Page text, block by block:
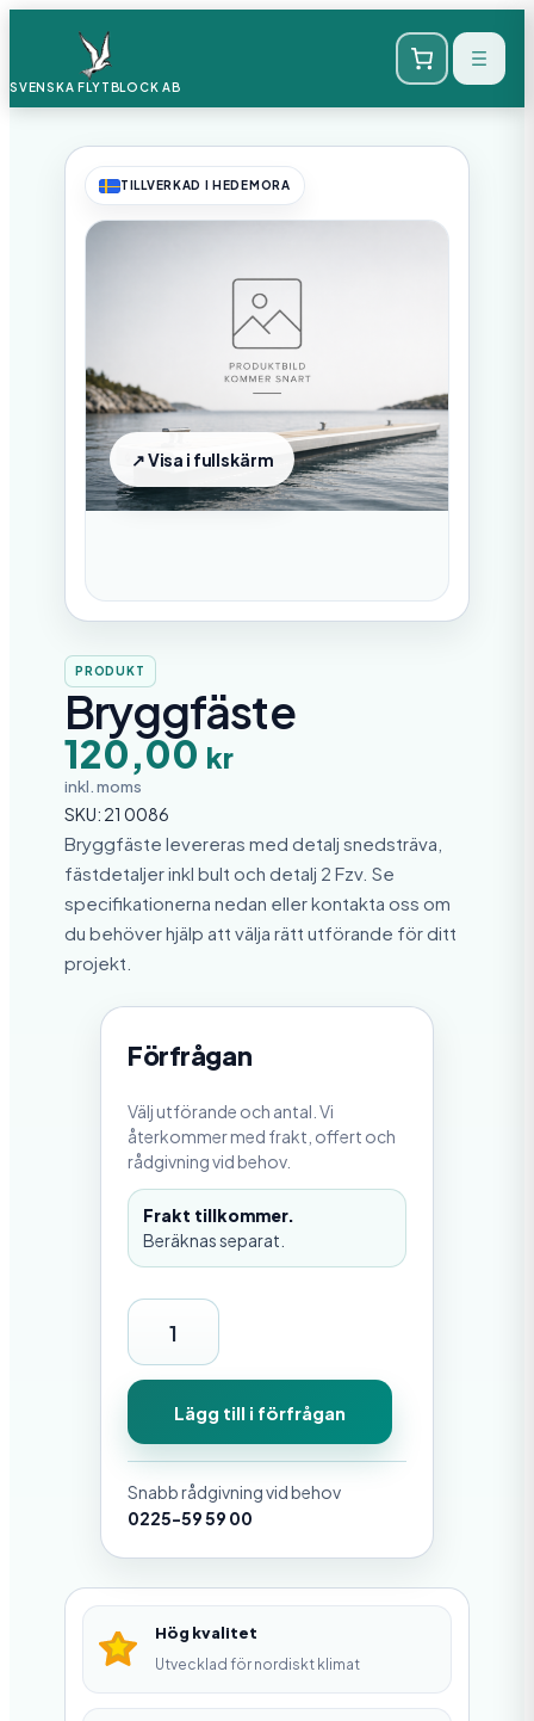
SVENSKA FLYTBLOCK AB
TILLVERKAD I HEDEMORA
PRODUKT
Bryggfäste
120,00 kr
inkl. moms
SKU: 21 0086
Bryggfäste levereras med detalj snedsträva,
fästdetaljer inkl bult och detalj 2 Fzv. Se
specifikationerna nedan eller kontakta oss om
du behöver hjälp att välja rätt utförande för ditt
projekt.
Förfrågan
Välj utförande och antal. Vi
återkommer med frakt, offert och
rådgivning vid behov.
Frakt tillkommer.
Beräknas separat.
B
r
y
g
g
f
s
e
m
Lägg till i förfrågan
Snabb rådgivning vid behov
0225-59 59 00
Hög kvalitet
Utvecklad för nordiskt klimat